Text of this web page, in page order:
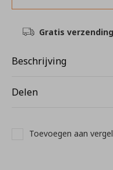
Gratis verzending
Beschrijving
Delen
Toevoegen aan